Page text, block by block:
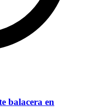
balacera en